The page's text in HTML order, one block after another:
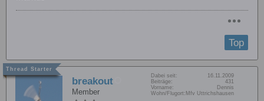
Top
breakout
Member
Dabei seit:
16.11.2009
Beiträge:
431
Vorname:
Dennis
Wohn/Flugort: Mfv Uttrichshausen